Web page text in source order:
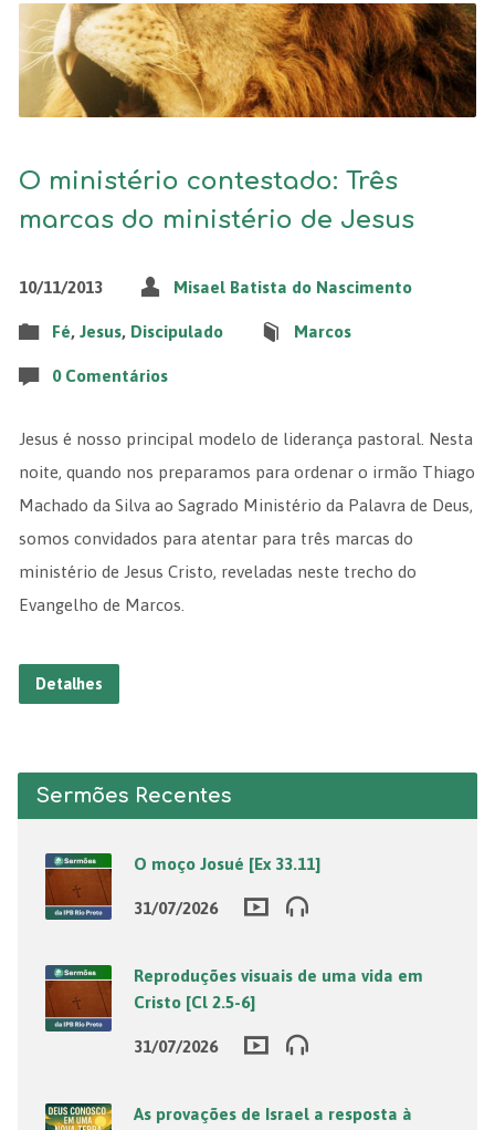
O ministério contestado: Três
marcas do ministério de Jesus
10/11/2013 Misael Batista do Nascimento
Fé, Jesus, Discipulado Marcos
0 Comentários
Jesus é nosso principal modelo de liderança pastoral. Nesta
noite, quando nos preparamos para ordenar o irmão Thiago
Machado da Silva ao Sagrado Ministério da Palavra de Deus,
somos convidados para atentar para três marcas do
ministério de Jesus Cristo, reveladas neste trecho do
Evangelho de Marcos.
Detalhes
Sermões Recentes
O moço Josué [Ex 33.11]
31/07/2026
Reproduções visuais de uma vida em
Cristo [Cl 2.5-6]
31/07/2026
As provações de Israel a resposta à